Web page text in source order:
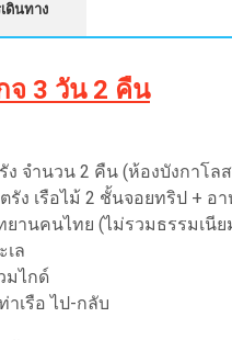
ดินทาง
จ 3 วัน 2 คืน
จำนวน 2 คืน (ห้องบังกาโล
รัง เรือไม้ 2 ชั้นจอยทริป + อ
ยานคนไทย (ไม่รวมธรรมเนี
เล
มไกด์
เรือ ไป-กลับ